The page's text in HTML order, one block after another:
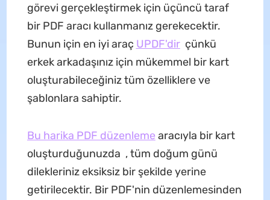
görevi gerçekleştirmek için üçüncü taraf
bir PDF aracı kullanmanız gerekecektir.
Bunun için en iyi araç UPDF'dirçünkü
erkek arkadaşınız için mükemmel bir kart
oluşturabileceğiniz tüm özelliklere ve
şablonlara sahiptir.
Bu harika PDF düzenleme aracıyla bir kart
oluşturduğunuzda , tüm doğum günü
dilekleriniz eksiksiz bir şekilde yerine
getirilecektir. Bir PDF'nin düzenlemesinden